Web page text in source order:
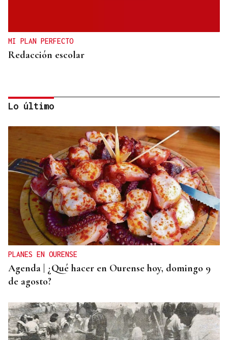
MI PLAN PERFECTO
Redacción escolar
Jenaro Castro
TRAZADO HORIZONTAL
El sueño de una noche de verano
Lo último
PLANES EN OURENSE
Agenda | ¿Qué hacer en Ourense hoy, domingo 9
de agosto?